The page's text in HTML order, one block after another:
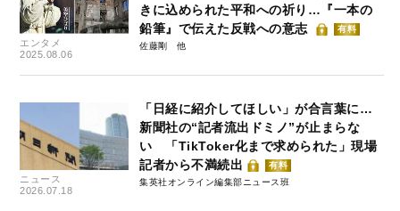
エンタメ
2025.08.06
きに込められた平和への祈り…『一本の
鉛筆』で伝えた反戦への意志
有料
佐藤剛
ニュース
2026.07.18
「日経に紹介してほしい」が合言葉に…
新聞社の“記者流出ドミノ”が止まらな
い 「TikToker化まで求められた」現場
記者から不満続出
有料
集英社オンライン編集部ニュース班